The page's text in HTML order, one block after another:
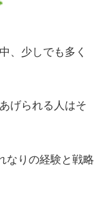
、少しでも多く
げられる人はそ
なりの経験と戦略